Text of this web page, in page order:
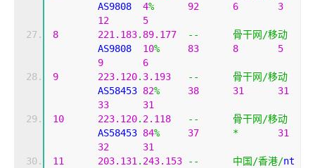
4% 92 6
3
12
5
8
221.183. 89.177 --
骨干网/移动
10% 83 8
5
9
6
9
223.120. 3.193 --
骨干网/移动
82% 38 31
31
33
31
10
223.120. 2.118 --
骨干网/移动
84% 37 *
31
32
31
11
203.131 . 243.153 -- 中国/香港/nt